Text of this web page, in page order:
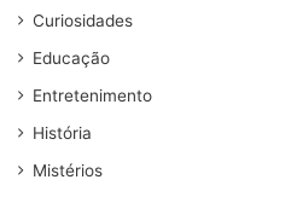
Curiosidades
Educação
Entretenimento
História
Mistérios